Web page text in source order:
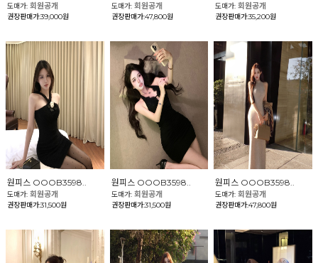
도매가: 회원공개
권장판매가:39,000원
도매가: 회원공개
권장판매가:47,800원
도매가:회원공개
권장판매가:35,200원
원피스 OOOB3598..
도매가: 회원공개
권장판매가:31,500원
원피스 OOOB3598..
도매가: 회원공개
권장판매가:31,500원
원피스 OOOB3598..
도매가:회원공개
권장판매가:47,800원